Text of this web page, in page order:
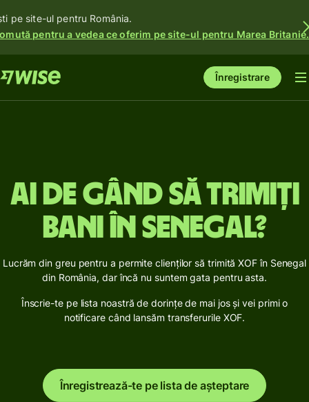
pe site-ul pentru România.
pentru a vedea ce oferim pe site-ul pentru Marea Britanie.
Înregistrare
Ai de gând să trimiți
bani în Senegal?
Lucrăm din greu pentru a permite clienților să trimită XOF în Senegal
din România, dar încă nu suntem gata pentru asta.
Înscrie-te pe lista noastră de dorințe de mai jos și vei primi o
notificare când lansăm transferurile XOF.
Înregistrează-te pe lista de așteptare